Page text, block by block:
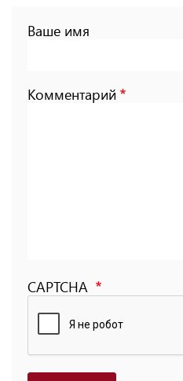
Ваше имя
Комментарий
CAPTCHA